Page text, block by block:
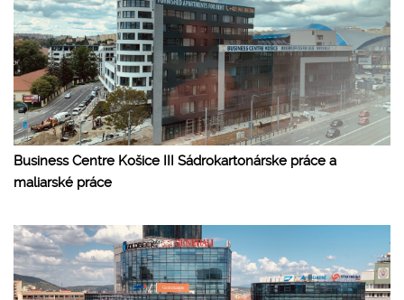
Business Centre Košice III Sádrokartonárske práce a
maliarské práce